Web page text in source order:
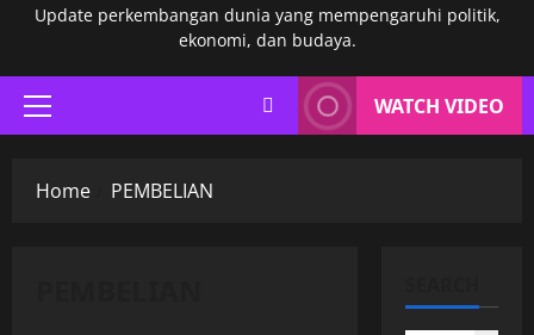
Update perkembangan dunia yang mempengaruhi politik,
ekonomi, dan budaya.
Primary
Menu
WATCH VIDEO
Home PEMBELIAN